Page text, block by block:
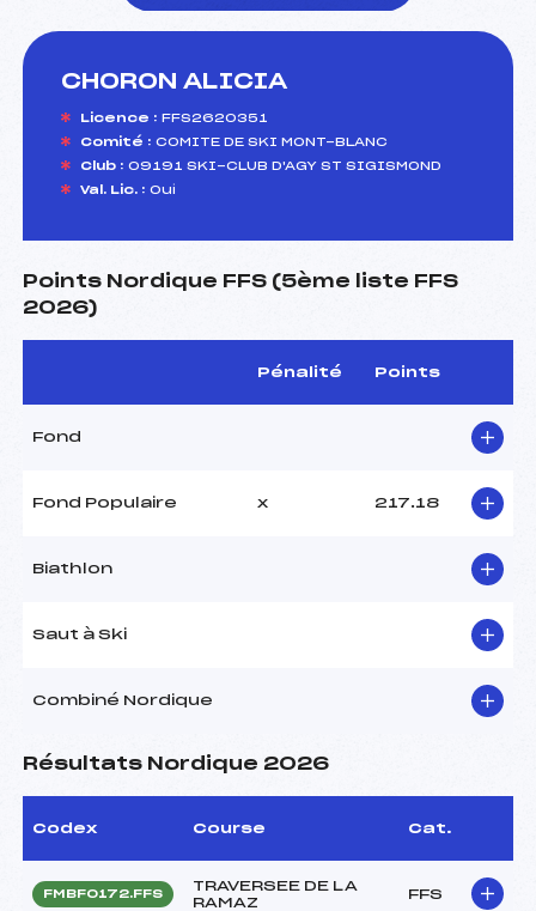
CHORON ALICIA
Licence : FFS2620351
Comité : COMITE DE SKI MONT-BLANC
Club : 09191 SKI-CLUB D'AGY ST SIGISMOND
Val. Lic. : Oui
Points Nordique FFS (5ème liste FFS
2026)
Pénalité Points
Fond
Fond Populaire x 217.18
Biathlon
Saut à Ski
Combiné Nordique
Résultats Nordique 2026
Codex Course Cat.
FMBF0172.FFS
TRAVERSEE DE LA
RAMAZ
FFS